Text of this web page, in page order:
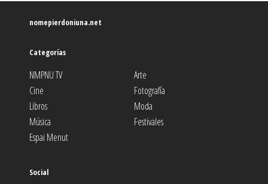
nomepierdoniuna.net
Categorías
NMPNU TV
Arte
Cine
Fotografía
Libros
Moda
Música
Festivales
Espai Menut
Social